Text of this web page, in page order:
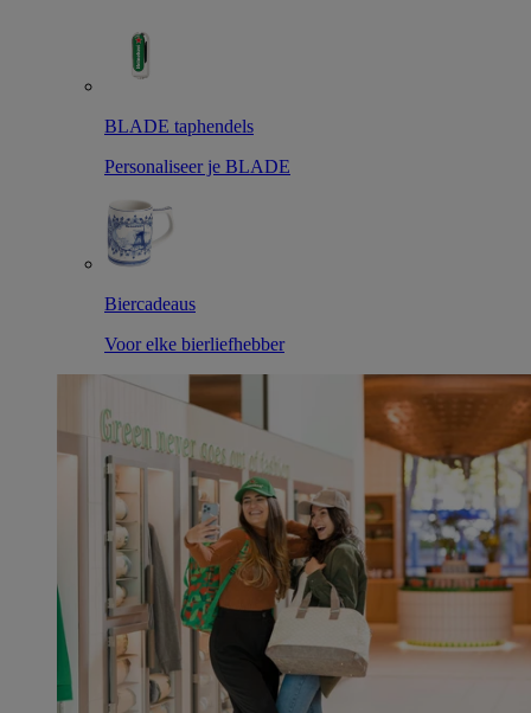
BLADE taphendels
Personaliseer je BLADE
Biercadeaus
Voor elke bierliefhebber